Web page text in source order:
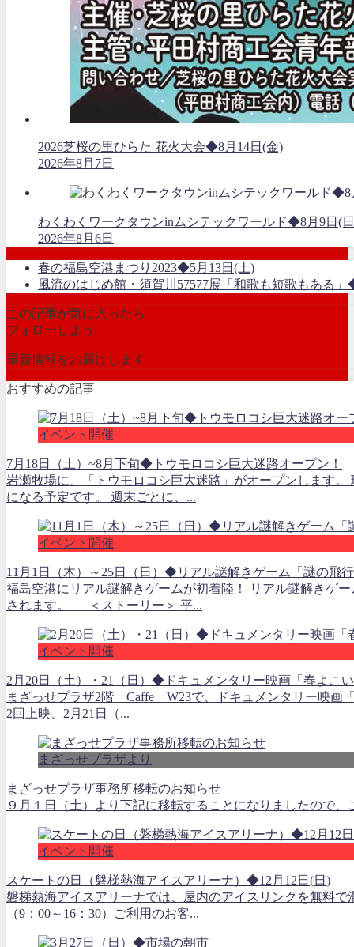
2026芝桜の里ひらた 花火大会◆8月14日(金)
2026年8月7日
わくわくワークタウンinムシテックワールド◆8月9日(
2026年8月6日
春の福島空港まつり2023◆5月13日(土)
風流のはじめ館・須賀川57577展「和歌も短歌もある
この記事が気に入ったら
フォローしよう
最新情報をお届けします
おすすめの記事
イベント開催
7月18日（土）~8月下旬◆トウモロコシ巨大迷路オープン！
岩瀬牧場に、「トウモロコシ巨大迷路」がオープンします
になる予定です。 週末ごとに、...
イベント開催
11月1日（木）～25日（日）◆リアル謎解きゲーム「謎の飛
福島空港にリアル謎解きゲームが初着陸！ リアル謎解きゲ
されます。 ＜ストーリー＞ 平...
イベント開催
2月20日（土）・21（日）◆ドキュメンタリー映画「春よこ
まざっせプラザ2階 Caffe W23で、ドキュメンタリー映画
2回上映、2月21日（...
まざっせプラザより
まざっせプラザ事務所移転のお知らせ
９月１日（土）より下記に移転することになりましたので
イベント開催
スケートの日（磐梯熱海アイスアリーナ）◆12月12日(日)
磐梯熱海アイスアリーナでは、屋内のアイスリンクを無料
（9：00～16：30）ご利用のお客...